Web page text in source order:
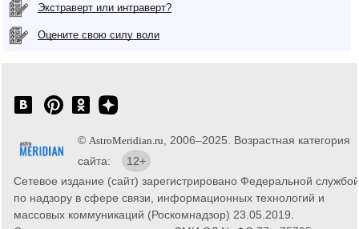
Экстраверт или интраверт?
Оцените свою силу воли
© AstroMeridian.ru , 2006–2025. Возрастная категория
сайта:
12+
Сетевое издание (сайт) зарегистрировано Федеральной службой
по надзору в сфере связи, информационных технологий и
массовых коммуникаций (Роскомнадзор) 23.05.2019.